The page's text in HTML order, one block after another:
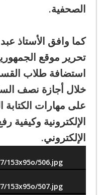
الصحفية.
كما وافق الأستاذ
تحرير موقع
استضافة طلاب
خلال أجازة نصف
على مهارات الكتابة
الإلكترونية وكيفية
الإلكتروني.
153x95o/506.jpg
153x95o/507.jpg